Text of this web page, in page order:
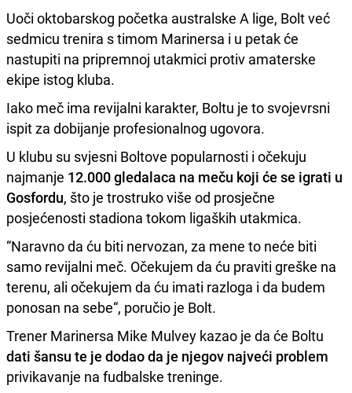
Uoči oktobarskog početka australske A lige, Bolt već
sedmicu trenira s timom Marinersa i u petak će
nastupiti na pripremnoj utakmici protiv amaterske
ekipe istog kluba.
Iako meč ima revijalni karakter, Boltu je to svojevrsni
ispit za dobijanje profesionalnog ugovora.
U klubu su svjesni Boltove popularnosti i očekuju
najmanje 12.000 gledalaca na meču koji će se igrati u
Gosfordu, što je trostruko više od prosječne
posjećenosti stadiona tokom ligaških utakmica.
“Naravno da ću biti nervozan, za mene to neće biti
samo revijalni meč. Očekujem da ću praviti greške na
terenu, ali očekujem da ću imati razloga i da budem
ponosan na sebe“, poručio je Bolt.
Trener Marinersa Mike Mulvey kazao je da će Boltu
dati šansu te je dodao da je njegov najveći problem
privikavanje na fudbalske treninge.